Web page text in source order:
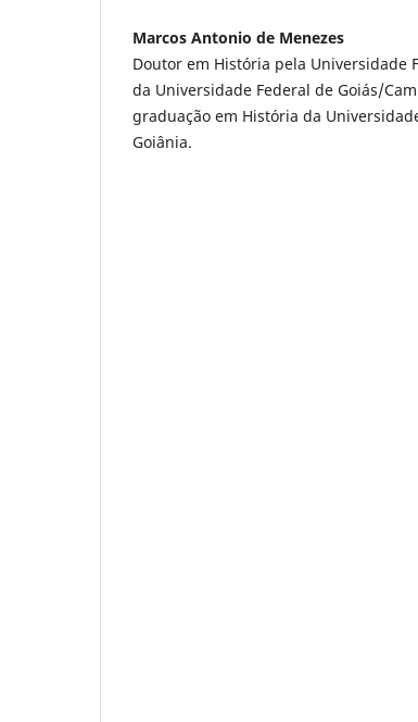
Marcos Antonio de Menezes
Doutor em História pela Universidade
da Universidade Federal de Goiás/
graduação em História da
Goiânia.